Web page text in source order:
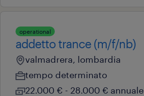
operational
addetto trance (m/f/nb)
valmadrera, lombardia
tempo determinato
22.000 € - 28.000 € annuale